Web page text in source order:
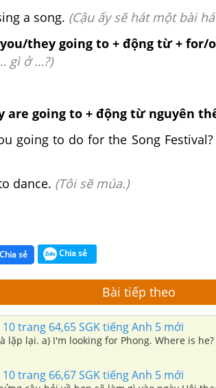
a song. (Cậu ấy sẽ hát một bài
they going to + động từ + for/
gì ở …?)
are going to + động từ nguyên
going to do for the Song Festival?
dance. (Tôi sẽ múa.)
Chia sẻ Chia sẻ
Bài tiếp theo
trang 64,65 SGK tiếng Anh 5 mới
is he? Mình đang tìm Phong. Cậu ấy
trang 66,67 SGK tiếng Anh 5 mới